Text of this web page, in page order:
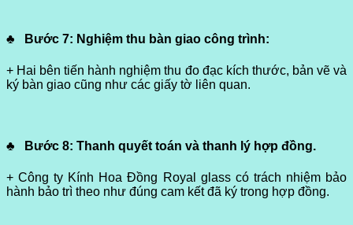
♣ Bước 7: Nghiệm thu bàn giao công trình:
+ Hai bên tiến hành nghiệm thu đo đạc kích thước, bản vẽ và
ký bàn giao cũng như các giấy tờ liên quan.
♣ Bước 8: Thanh quyết toán và thanh lý hợp đồng.
+ Công ty Kính Hoa Đồng Royal glass có trách nhiệm bảo
hành bảo trì theo như đúng cam kết đã ký trong hợp đồng.